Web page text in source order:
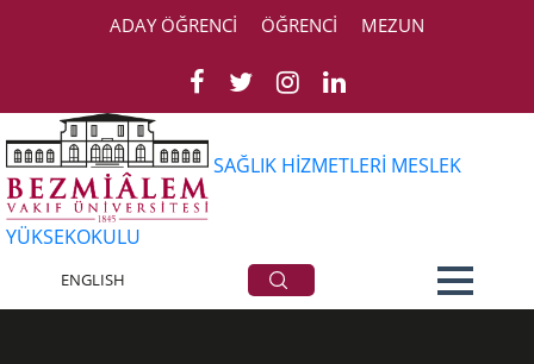
ADAY ÖĞRENCİ ÖĞRENCİ MEZUN
SAĞLIK HİZMETLERİ MESLEK
YÜKSEKOKULU
ENGLISH